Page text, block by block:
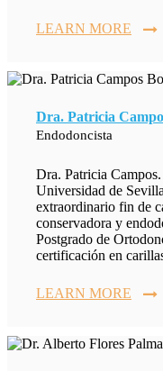
LEARN MORE
Dra. Patricia
Endodoncista
Dra. Patricia
Universidad de
extraordinario fin de
conservadora y
Postgrado de
certificación en
LEARN MORE